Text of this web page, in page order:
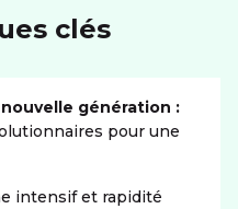
clés
génération :
pour une
intensif et rapidité